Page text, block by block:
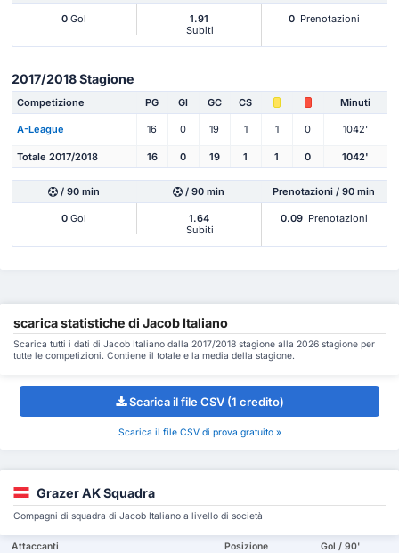
0 Gol
1.91
Subiti
0 Prenotazioni
2017/2018 Stagione
Competizione PG Gl GC CS Minuti
A-League 16 0 19 1 1 0 1042'
Totale 2017/2018 16 0 19 1 1 0 1042'
/ 90 min / 90 min Prenotazioni / 90 min
0 Gol
1.64
Subiti
0.09 Prenotazioni
scarica statistiche di Jacob Italiano
Scarica tutti i dati di Jacob Italiano dalla 2017/2018 stagione alla 2026 stagione per
tutte le competizioni. Contiene il totale e la media della stagione.
Scarica il file CSV (1 credito)
Scarica il file CSV di prova gratuito »
Grazer AK Squadra
Compagni di squadra di Jacob Italiano a livello di società
Attaccanti Posizione Gol / 90'